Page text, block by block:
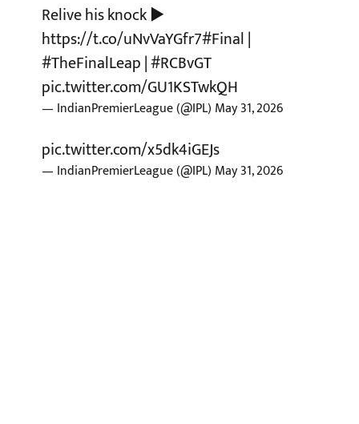
Relive his knock ▶️
https://t.co/uNvVaYGfr7#Final|
#TheFinalLeap|#RCBvGT
pic.twitter.com/GU1KSTwkQH
— IndianPremierLeague (@IPL) May 31, 2026
pic.twitter.com/x5dk4iGEJs
— IndianPremierLeague (@IPL) May 31, 2026